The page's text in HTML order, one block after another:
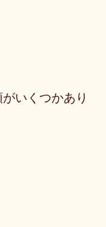
いくつかあり